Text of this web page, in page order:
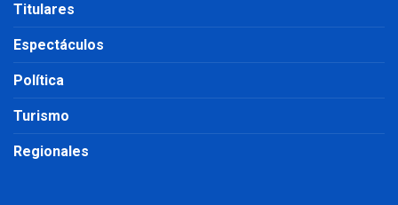
Titulares
Espectáculos
Política
Turismo
Regionales